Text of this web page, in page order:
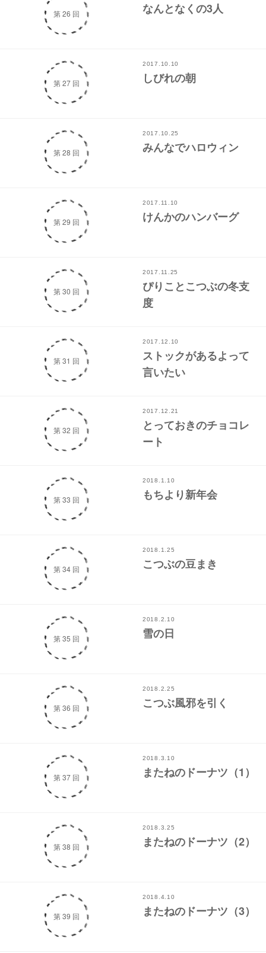
第 26 回 なんとなくの3人
第 27 回
2017.10.10
しびれの朝
第 28 回
2017.10.25
みんなでハロウィン
第 29 回
2017.11.10
けんかのハンバーグ
第 30 回
2017.11.25
ぴりことこつぶの冬支
度
第 31 回
2017.12.10
ストックがあるよって
言いたい
第 32 回
2017.12.21
とっておきのチョコレ
ート
第 33 回
2018.1.10
もちより新年会
第 34 回
2018.1.25
こつぶの豆まき
第 35 回
2018.2.10
雪の日
第 36 回
2018.2.25
こつぶ風邪を引く
第 37 回
2018.3.10
またねのドーナツ（1）
第 38 回
2018.3.25
またねのドーナツ（2）
第 39 回
2018.4.10
またねのドーナツ（3）